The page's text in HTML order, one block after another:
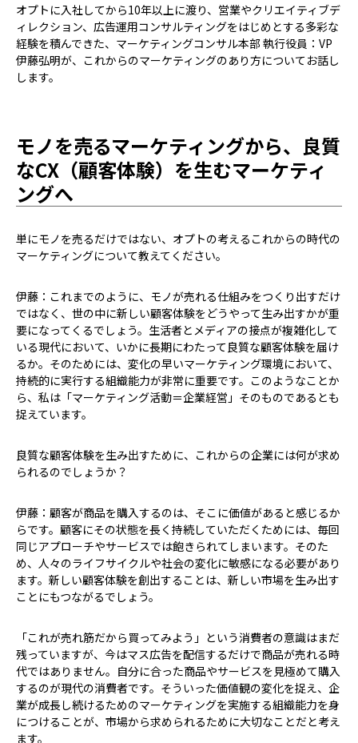
オプトに入社してから10年以上に渡り、営業やクリエイティブデ
ィレクション、広告運用コンサルティングをはじめとする多彩な
経験を積んできた、マーケティングコンサル本部 執行役員：VP
伊藤弘明が、これからのマーケティングのあり方についてお話し
します。
モノを売るマーケティングから、良質
なCX（顧客体験）を生むマーケティ
ングへ
――単にモノを売るだけではない、オプトの考えるこれからの時代の
マーケティングについて教えてください。
伊藤：これまでのように、モノが売れる仕組みをつくり出すだけ
ではなく、世の中に新しい顧客体験をどうやって生み出すかが重
要になってくるでしょう。生活者とメディアの接点が複雑化して
いる現代において、いかに長期にわたって良質な顧客体験を届け
るか。そのためには、変化の早いマーケティング環境において、
持続的に実行する組織能力が非常に重要です。このようなことか
ら、私は「マーケティング活動＝企業経営」そのものであるとも
捉えています。
――良質な顧客体験を生み出すために、これからの企業には何が求め
られるのでしょうか？
伊藤：顧客が商品を購入するのは、そこに価値があると感じるか
らです。顧客にその状態を長く持続していただくためには、毎回
同じアプローチやサービスでは飽きられてしまいます。そのた
め、人々のライフサイクルや社会の変化に敏感になる必要があり
ます。新しい顧客体験を創出することは、新しい市場を生み出す
ことにもつながるでしょう。
「これが売れ筋だから買ってみよう」という消費者の意識はまだ
残っていますが、今はマス広告を配信するだけで商品が売れる時
代ではありません。自分に合った商品やサービスを見極めて購入
するのが現代の消費者です。そういった価値観の変化を捉え、企
業が成長し続けるためのマーケティングを実施する組織能力を身
につけることが、市場から求められるために大切なことだと考え
ます。